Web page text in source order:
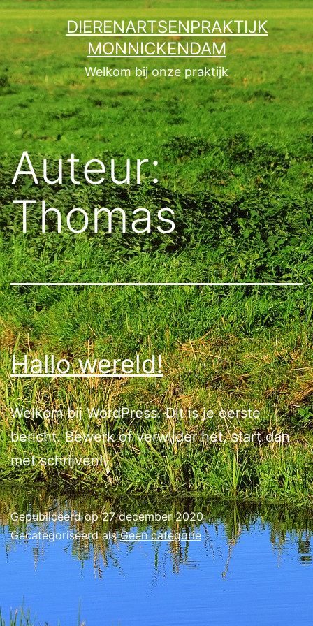
Ga
naar
de
inhoud
DIERENARTSENPRAKTIJK
MONNICKENDAM
Welkom bij onze praktijk
Auteur:
Thomas
Hallo wereld!
Welkom bij WordPress. Dit is je eerste
bericht. Bewerk of verwijder het, start dan
met schrijven!
Gepubliceerd op27 december 2020
Gecategoriseerd alsGeen categorie